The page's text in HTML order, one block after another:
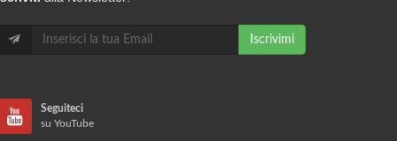
Iscrivimi
Seguiteci
su YouTube